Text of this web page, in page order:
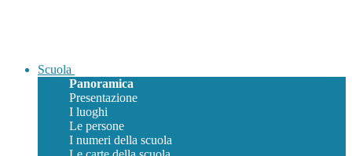
Scuola
Panoramica
Presentazione
I luoghi
Le persone
I numeri della scuola